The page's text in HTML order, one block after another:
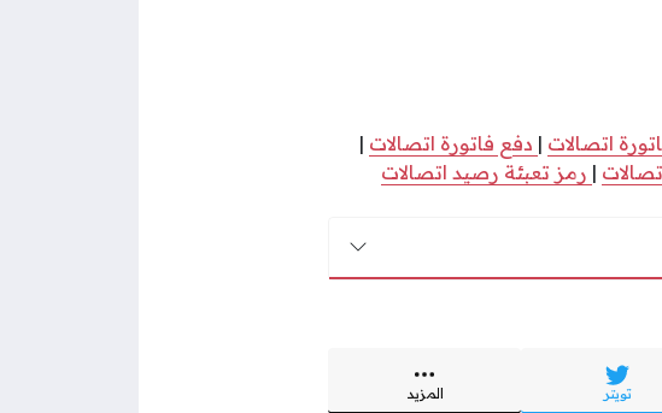
اتصالات | دفع فاتورة اتصالات |
| رمز تعبئة رصيد اتصالات
تويتر المزيد